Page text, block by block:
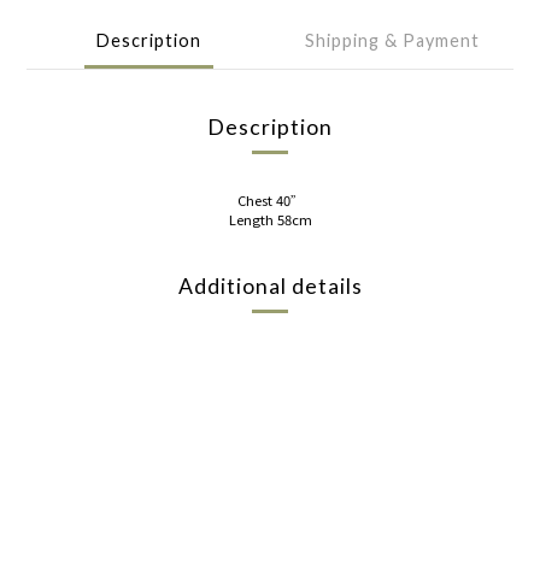
Description Shipping & Payment
Description
Chest 40”
Length 58cm
Additional details